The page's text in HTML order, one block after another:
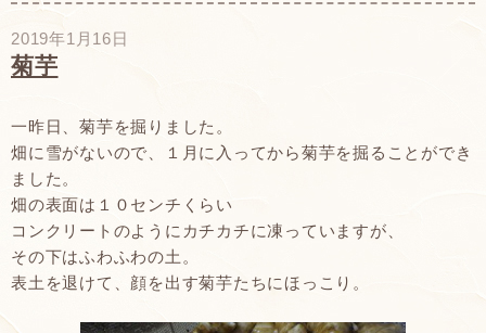
2019年1月16日
菊芋
一昨日、菊芋を掘りました。
畑に雪がないので、１月に入ってから菊芋を掘ることができ
ました。
畑の表面は１０センチくらい
コンクリートのようにカチカチに凍っていますが、
その下はふわふわの土。
表土を退けて、顔を出す菊芋たちにほっこり。